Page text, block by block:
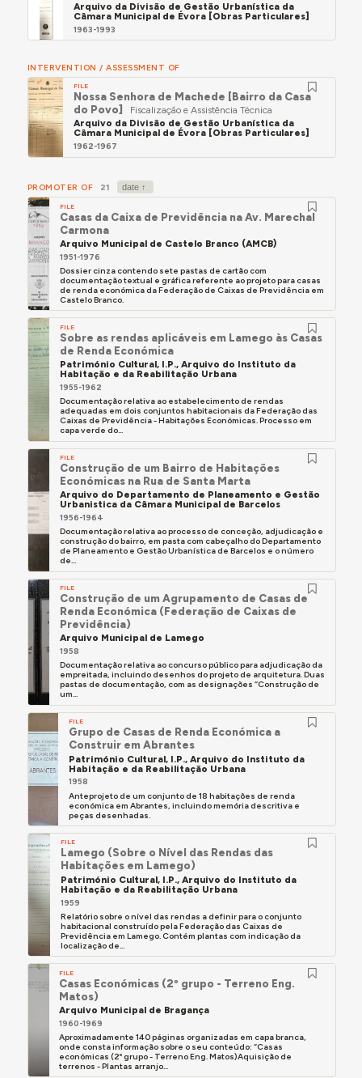
Arquivo da Divisão de Gestão Urbanística da
Câmara Municipal de Évora [Obras Particulares]
1963-1993
INTERVENTION / ASSESSMENT OF
FILE
Nossa Senhora de Machede [Bairro da Casa
do Povo]
Fiscalização e Assistência Técnica
Arquivo da Divisão de Gestão Urbanística da
Câmara Municipal de Évora [Obras Particulares]
1962-1967
PROMOTER OF 21
FILE
Casas da Caixa de Previdência na Av. Marechal
Carmona
Arquivo Municipal de Castelo Branco (AMCB)
1951-1976
Dossier cinza contendo sete pastas de cartão com
documentação textual e gráfica referente ao projeto para casas
de renda económica da Federação de Caixas de Previdência em
Castelo Branco.
FILE
Sobre as rendas aplicáveis em Lamego às Casas
de Renda Económica
Património Cultural, I.P., Arquivo do Instituto da
Habitação e da Reabilitação Urbana
1955-1962
Documentação relativa ao estabelecimento de rendas
adequadas em dois conjuntos habitacionais da Federação das
Caixas de Previdência - Habitações Económicas. Processo em
capa verde do...
FILE
Construção de um Bairro de Habitações
Económicas na Rua de Santa Marta
Arquivo do Departamento de Planeamento e Gestão
Urbanistica da Câmara Municipal de Barcelos
1956-1964
Documentação relativa ao processo de conceção, adjudicação e
construção do bairro, em pasta com cabeçalho do Departamento
de Planeamento e Gestão Urbanística de Barcelos e o número
de...
FILE
Construção de um Agrupamento de Casas de
Renda Económica (Federação de Caixas de
Previdência)
Arquivo Municipal de Lamego
1958
Documentação relativa ao concurso público para adjudicação da
empreitada, incluindo desenhos do projeto de arquitetura. Duas
pastas de documentação, com as designações “Construção de
um...
FILE
Grupo de Casas de Renda Económica a
Construir em Abrantes
Património Cultural, I.P., Arquivo do Instituto da
Habitação e da Reabilitação Urbana
1958
Anteprojeto de um conjunto de 18 habitações de renda
económica em Abrantes, incluindo memória descritiva e
peças desenhadas.
FILE
Lamego (Sobre o Nível das Rendas das
Habitações em Lamego)
Património Cultural, I.P., Arquivo do Instituto da
Habitação e da Reabilitação Urbana
1959
Relatório sobre o nível das rendas a definir para o conjunto
habitacional construído pela Federação das Caixas de
Previdência em Lamego. Contém plantas com indicação da
localização de...
FILE
Casas Económicas (2º grupo - Terreno Eng.
Matos)
Arquivo Municipal de Bragança
1960-1969
Aproximadamente 140 páginas organizadas em capa branca,
onde consta informação sobre o seu conteúdo: “Casas
económicas (2º grupo - Terreno Eng. Matos)Aquisição de
terrenos - Plantas arranjo...